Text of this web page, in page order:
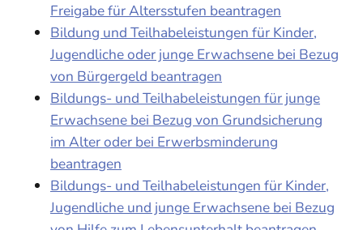
Freigabe für Altersstufen beantragen
Bildung und Teilhabeleistungen für Kinder,
Jugendliche oder junge Erwachsene bei Bezug
von Bürgergeld beantragen
Bildungs- und Teilhabeleistungen für junge
Erwachsene bei Bezug von Grundsicherung
im Alter oder bei Erwerbsminderung
beantragen
Bildungs- und Teilhabeleistungen für Kinder,
Jugendliche und junge Erwachsene bei Bezug